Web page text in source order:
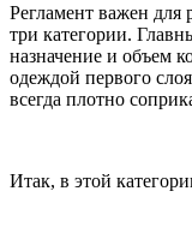
Регламент важен для
три категории.
назначение и объем
одеждой первого
всегда плотно
Итак, в этой